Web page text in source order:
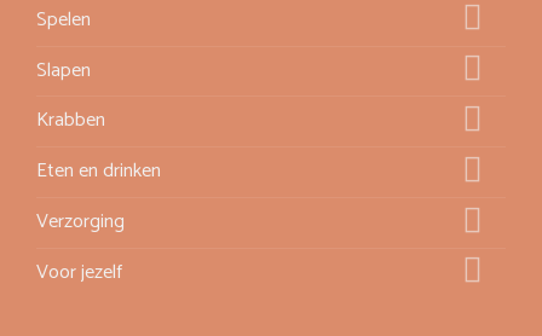
Spelen
Slapen
Krabben
Eten en drinken
Verzorging
Voor jezelf